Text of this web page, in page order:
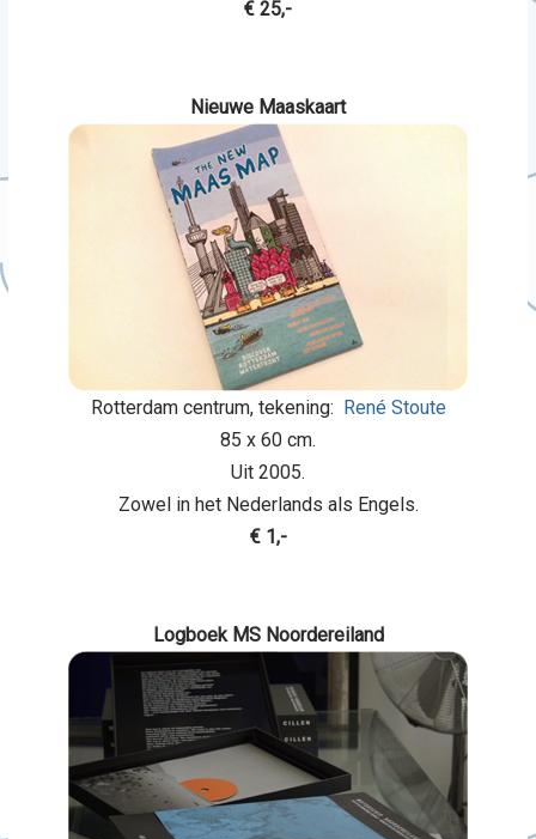
€ 25,-
Nieuwe Maaskaart
Rotterdam centrum, tekening:
René Stoute
85 x 60 cm.
Uit 2005.
Zowel in het Nederlands als Engels.
€ 1,-
Logboek MS Noordereiland